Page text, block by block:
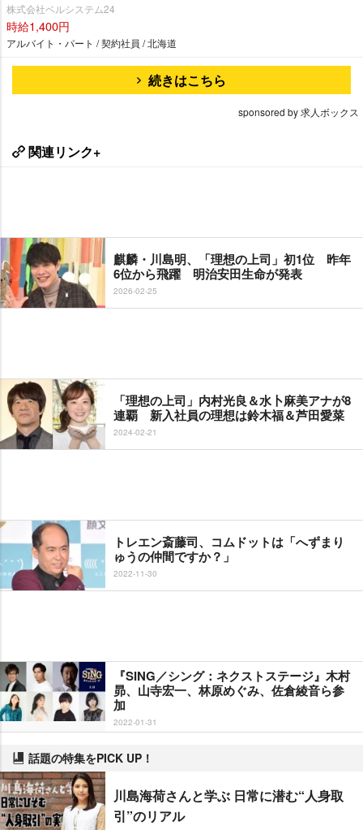
株式会社ベルシステム24
時給1,400円
アルバイト・パート / 契約社員 / 北海道
続きはこちら
sponsored by 求人ボックス
関連リンク+
麒麟・川島明、「理想の上司」初1位 昨年
6位から飛躍 明治安田生命が発表
2026-02-25
「理想の上司」内村光良＆水卜麻美アナが8
連覇 新入社員の理想は鈴木福＆芦田愛菜
2024-02-21
トレエン斎藤司、コムドットは「へずまり
ゅうの仲間ですか？」
2022-11-30
『SING／シング：ネクストステージ』木村
昴、山寺宏一、林原めぐみ、佐倉綾音ら参
加
2022-01-31
話題の特集をPICK UP！
川島海荷さんと学ぶ 日常に潜む“人身取
引”のリアル